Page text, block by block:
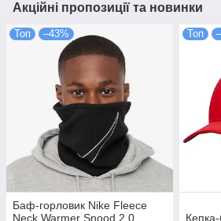
Акційні пропозиції та новинки
Топ –43%
Баф-горловик Nike Fleece
Neck Warmer Snood 2.0
Топ